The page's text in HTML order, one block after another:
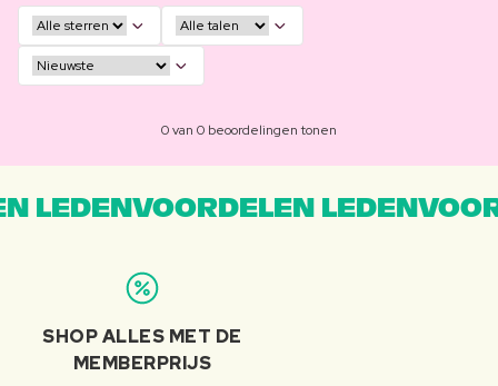
0 van 0 beoordelingen tonen
LEDENVOORDELEN
SHOP ALLES MET DE
MEMBERPRIJS